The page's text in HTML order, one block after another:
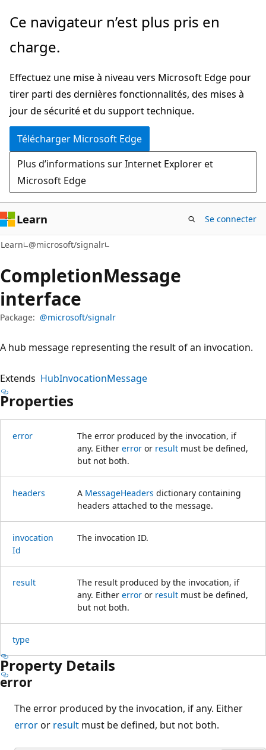
Passer
directement
au
principal
Passer
la
dans
la
page
Ce navigateur n’est plus pris en
charge.
Effectuez une mise à niveau vers Microsoft Edge pour
tirer parti des dernières fonctionnalités, des mises à
jour de sécurité et du support technique.
Télécharger Microsoft Edge
Plus d’informations sur Internet Explorer et
Microsoft Edge
Learn Se connecter
Learn @microsoft/signalr
CompletionMessage
interface
Package: @microsoft/signalr
A hub message representing the result of an invocation.
Extends HubInvocationMessage
Properties
error
The error produced by the invocation, if
any. Either error or result must be defined,
but not both.
headers A MessageHeaders dictionary containing
headers attached to the message.
invocation
Id
The invocation ID.
result
The result produced by the invocation, if
any. Either error or result must be defined,
but not both.
type
Property Details
error
The error produced by the invocation, if any. Either
erroror result must be defined, but not both.